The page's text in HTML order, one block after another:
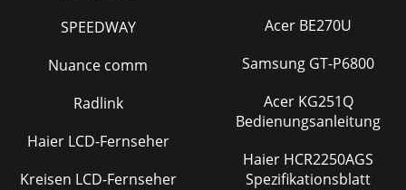
SPEEDWAY
Nuance comm
Radlink
Haier LCD-Fernseher
Kreisen LCD-Fernseher
Acer BE270U
Samsung GT-P6800
Acer KG251Q
Bedienungsanleitung
Haier HCR2250AGS
Spezifikationsblatt